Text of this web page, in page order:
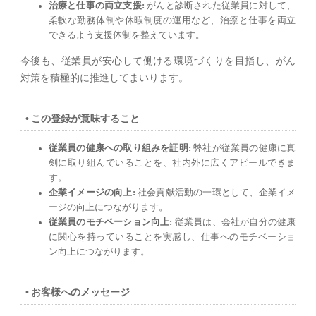
治療と仕事の両立支援: がんと診断された従業員に対して、
柔軟な勤務体制や休暇制度の運用など、治療と仕事を両立
できるよう支援体制を整えています。
今後も、従業員が安心して働ける環境づくりを目指し、がん
対策を積極的に推進してまいります。
この登録が意味すること
従業員の健康への取り組みを証明: 弊社が従業員の健康に真
剣に取り組んでいることを、社内外に広くアピールできま
す。
企業イメージの向上: 社会貢献活動の一環として、企業イメ
ージの向上につながります。
従業員のモチベーション向上: 従業員は、会社が自分の健康
に関心を持っていることを実感し、仕事へのモチベーショ
ン向上につながります。
お客様へのメッセージ